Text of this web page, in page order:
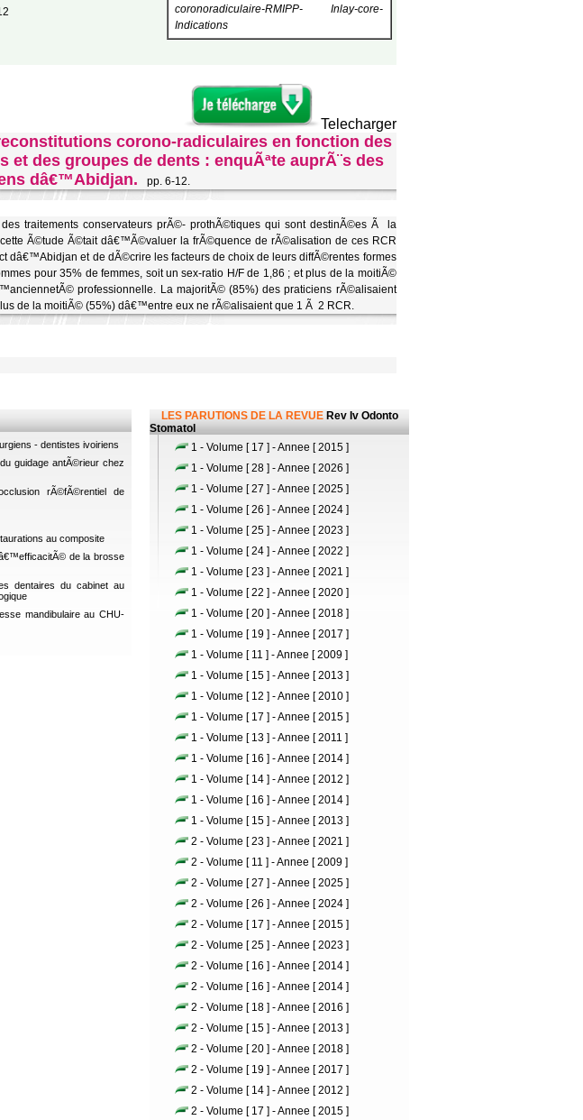
coronoradiculaire-RMIPP- Inlay-core-
Indications
Telecharger
corono-radiculaires en fonction des
et des groupes de dents : enquÃªte auprÃ¨s des
dâ€™Abidjan.
pp. 6-12.
traitements conservateurs prÃ©- prothÃ©tiques qui sont destinÃ©es Ã la
Ã©tude Ã©tait dâ€™Ã©valuer la frÃ©quence de rÃ©alisation de ces RCR
dâ€™Abidjan et de dÃ©crire les facteurs de choix de leurs diffÃ©rentes formes
pour 35% de femmes, soit un sex-ratio H/F de 1,86 ; et plus de la moitiÃ©
professionnelle. La majoritÃ© (85%) des praticiens rÃ©alisaient
de la moitiÃ© (55%) dâ€™entre eux ne rÃ©alisaient que 1 Ã 2 RCR.
- dentistes ivoiriens
guidage antÃ©rieur chez
rÃ©fÃ©rentiel de
au composite
de la brosse
dentaires du cabinet au
mandibulaire au CHU-
LES PARUTIONS DE LA REVUE Rev Iv Odonto
Stomatol
1 - Volume [ 17 ] - Annee [ 2015 ]
1 - Volume [ 28 ] - Annee [ 2026 ]
1 - Volume [ 27 ] - Annee [ 2025 ]
1 - Volume [ 26 ] - Annee [ 2024 ]
1 - Volume [ 25 ] - Annee [ 2023 ]
1 - Volume [ 24 ] - Annee [ 2022 ]
1 - Volume [ 23 ] - Annee [ 2021 ]
1 - Volume [ 22 ] - Annee [ 2020 ]
1 - Volume [ 20 ] - Annee [ 2018 ]
1 - Volume [ 19 ] - Annee [ 2017 ]
1 - Volume [ 11 ] - Annee [ 2009 ]
1 - Volume [ 15 ] - Annee [ 2013 ]
1 - Volume [ 12 ] - Annee [ 2010 ]
1 - Volume [ 17 ] - Annee [ 2015 ]
1 - Volume [ 13 ] - Annee [ 2011 ]
1 - Volume [ 16 ] - Annee [ 2014 ]
1 - Volume [ 14 ] - Annee [ 2012 ]
1 - Volume [ 16 ] - Annee [ 2014 ]
1 - Volume [ 15 ] - Annee [ 2013 ]
2 - Volume [ 23 ] - Annee [ 2021 ]
2 - Volume [ 11 ] - Annee [ 2009 ]
2 - Volume [ 27 ] - Annee [ 2025 ]
2 - Volume [ 26 ] - Annee [ 2024 ]
2 - Volume [ 17 ] - Annee [ 2015 ]
2 - Volume [ 25 ] - Annee [ 2023 ]
2 - Volume [ 16 ] - Annee [ 2014 ]
2 - Volume [ 16 ] - Annee [ 2014 ]
2 - Volume [ 18 ] - Annee [ 2016 ]
2 - Volume [ 15 ] - Annee [ 2013 ]
2 - Volume [ 20 ] - Annee [ 2018 ]
2 - Volume [ 19 ] - Annee [ 2017 ]
2 - Volume [ 14 ] - Annee [ 2012 ]
2 - Volume [ 17 ] - Annee [ 2015 ]